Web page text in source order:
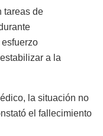
tareas de
a la
la situación no
el fallecimiento